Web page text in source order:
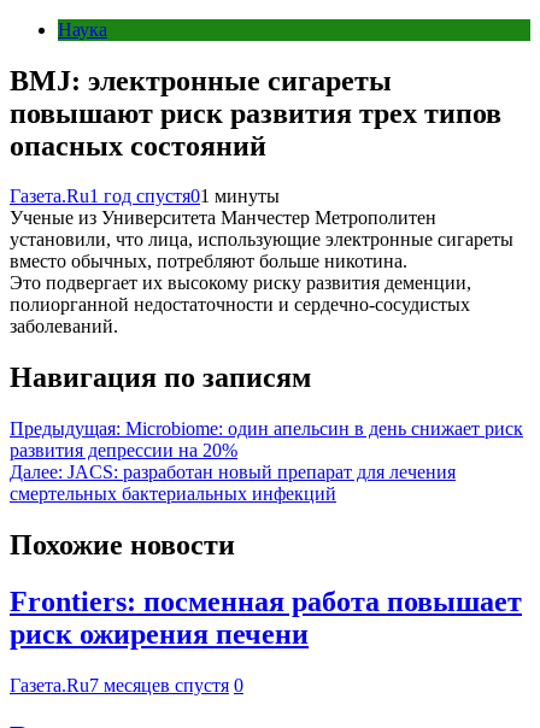
Наука
BMJ: электронные сигареты
повышают риск развития трех типов
опасных состояний
Газета.Ru1 год спустя01 минуты
Ученые из Университета Манчестер Метрополитен
установили, что лица, использующие электронные сигареты
вместо обычных, потребляют больше никотина.
Это подвергает их высокому риску развития деменции,
полиорганной недостаточности и сердечно-сосудистых
заболеваний.
Навигация по записям
Предыдущая: Microbiome: один апельсин в день снижает риск
развития депрессии на 20%
Далее: JACS: разработан новый препарат для лечения
смертельных бактериальных инфекций
Похожие новости
Frontiers: посменная работа повышает
риск ожирения печени
Газета.Ru7 месяцев спустя 0